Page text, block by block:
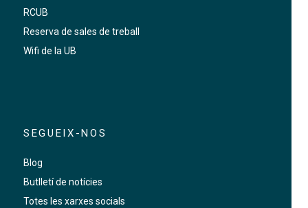
RCUB
Reserva de sales de treball
Wifi de la UB
SEGUEIX-NOS
Blog
Butlletí de notícies
Totes les xarxes socials